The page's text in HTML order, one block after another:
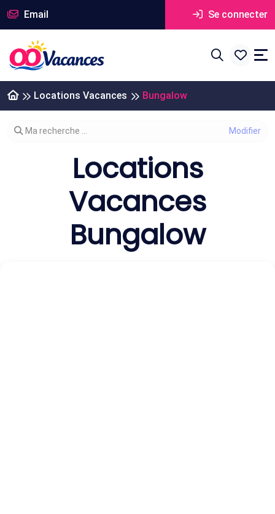
Email Se connecter
Locations Vacances Bungalow
Modifier votre recherche
Ma recherche ...
Locations
Vacances
Bungalow